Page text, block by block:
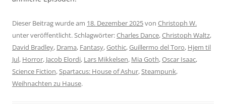
Dieser Beitrag wurde am 18. Dezember 2025von Christoph W.
unter veröffentlicht. Schlagwörter:Charles Dance,Christoph Waltz,
David Bradley, Drama, Fantasy,Gothic,Guillermo del Toro, Hjem til
Jul, Horror, Jacob Elordi, Lars Mikkelsen, Mia Goth,Oscar Isaac,
Science Fiction,Spartacus: House of Ashur,Steampunk,
Weihnachten zu Hause.